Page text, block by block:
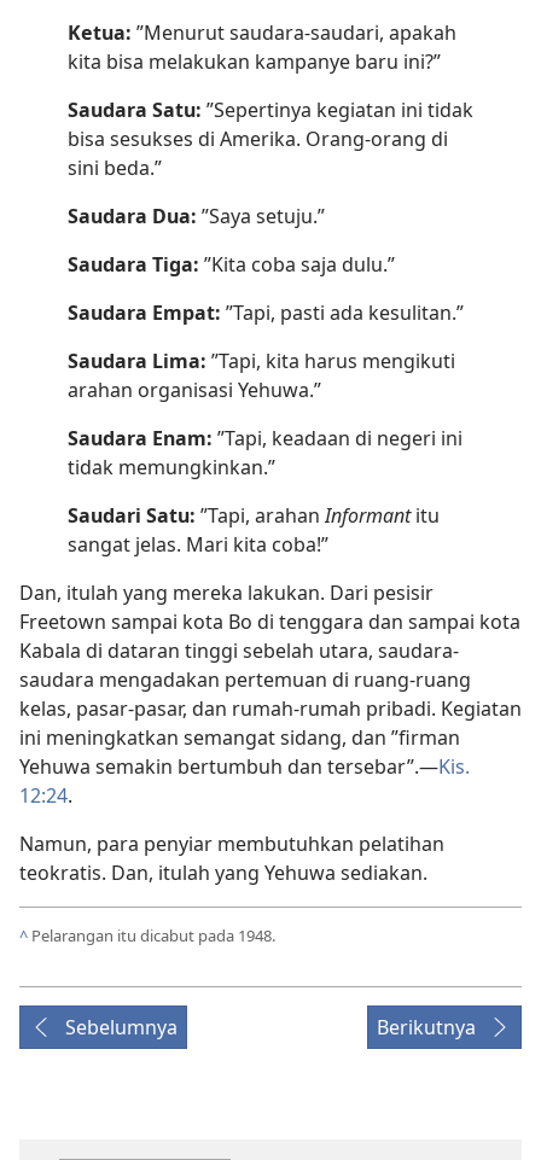
Ketua: ”Menurut saudara-saudari, apakah
kita bisa melakukan kampanye baru ini?”
Saudara Satu: ”Sepertinya kegiatan ini tidak
bisa sesukses di Amerika. Orang-orang di
sini beda.”
Saudara Dua: ”Saya setuju.”
Saudara Tiga: ”Kita coba saja dulu.”
Saudara Empat: ”Tapi, pasti ada kesulitan.”
Saudara Lima: ”Tapi, kita harus mengikuti
arahan organisasi Yehuwa.”
Saudara Enam: ”Tapi, keadaan di negeri ini
tidak memungkinkan.”
Saudari Satu: ”Tapi, arahanInformantitu
sangat jelas. Mari kita coba!”
Dan, itulah yang mereka lakukan. Dari pesisir
Freetown sampai kota Bo di tenggara dan sampai kota
Kabala di dataran tinggi sebelah utara, saudara-
saudara mengadakan pertemuan di ruang-ruang
kelas, pasar-pasar, dan rumah-rumah pribadi. Kegiatan
ini meningkatkan semangat sidang, dan ”firman
Yehuwa semakin bertumbuh dan tersebar”.—Kis.
12:24.
Namun, para penyiar membutuhkan pelatihan
teokratis. Dan, itulah yang Yehuwa sediakan.
^ Pelarangan itu dicabut pada 1948.
Sebelumnya Berikutnya